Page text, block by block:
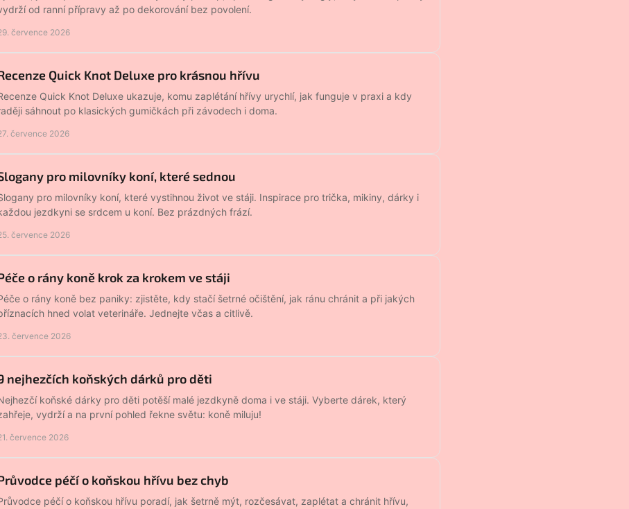
od ranní přípravy až po dekorování bez povolení.
července 2026
Quick Knot Deluxe pro krásnou hřívu
Quick Knot Deluxe ukazuje, komu zaplétání hřívy urychlí, jak funguje v praxi a kdy
sáhnout po klasických gumičkách při závodech i doma.
července 2026
pro milovníky koní, které sednou
pro milovníky koní, které vystihnou život ve stáji. Inspirace pro trička, mikiny, dárky i
jezdkyni se srdcem u koní. Bez prázdných frází.
července 2026
o rány koně krok za krokem ve stáji
o rány koně bez paniky: zjistěte, kdy stačí šetrné očištění, jak ránu chránit a při jakých
hned volat veterináře. Jednejte včas a citlivě.
července 2026
nejhezčích koňských dárků pro děti
koňské dárky pro děti potěší malé jezdkyně doma i ve stáji. Vyberte dárek, který
vydrží a na první pohled řekne světu: koně miluju!
července 2026
péčí o koňskou hřívu bez chyb
péčí o koňskou hřívu poradí, jak šetrně mýt, rozčesávat, zaplétat a chránit hřívu,